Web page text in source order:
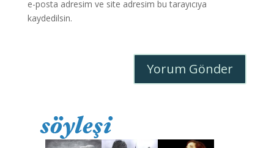
e-posta adresim ve site adresim bu tarayıcıya
kaydedilsin.